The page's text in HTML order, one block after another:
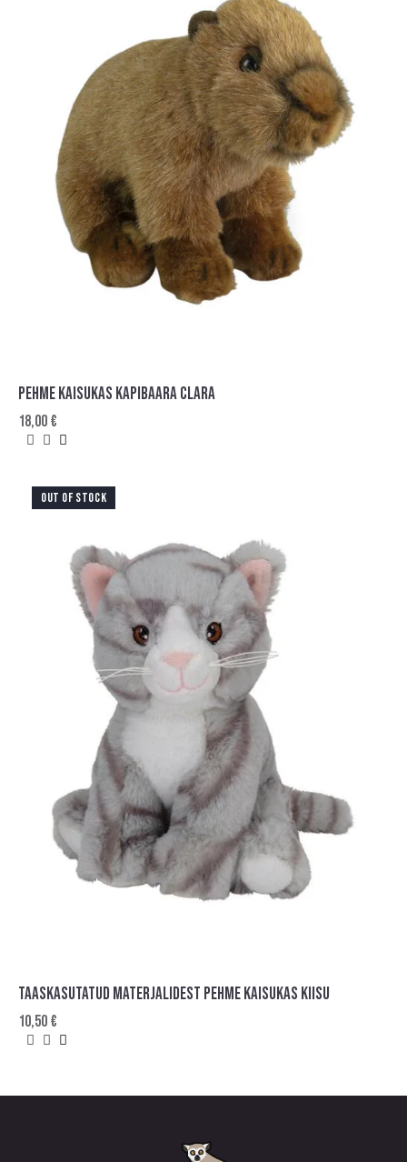
PEHME KAISUKAS KAPIBAARA CLARA
18,00€
OUT OF STOCK
TAASKASUTATUD MATERJALIDEST PEHME KAISUKAS KIISU
10,50€